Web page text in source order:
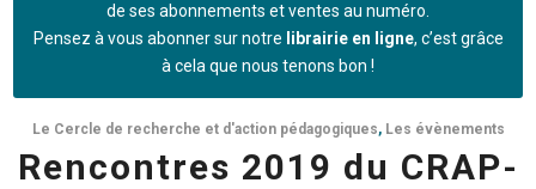
de ses abonnements et ventes au numéro.
Pensez à vous abonner sur notre librairie en ligne, c’est grâce
à cela que nous tenons bon !
Le Cercle de recherche et d'action pédagogiques, Les évènements
Rencontres 2019 du CRAP-